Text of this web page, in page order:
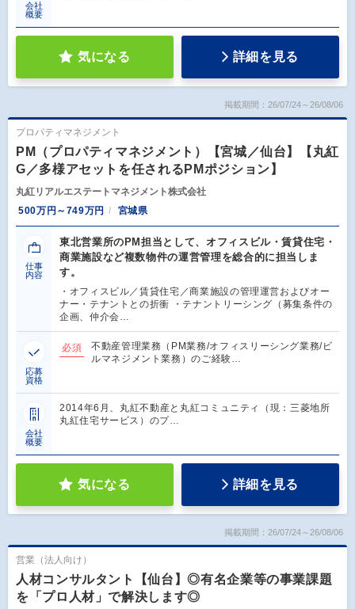
会社
概要
気になる 詳細を見る
掲載期間：26/07/24～26/08/06
プロパティマネジメント
PM（プロパティマネジメント）【宮城／仙台】【丸紅
G／多様アセットを任されるPMポジション】
丸紅リアルエステートマネジメント株式会社
500万円～749万円
宮城県
仕事
内容
東北営業所のPM担当として、オフィスビル・賃貸住宅・
商業施設など複数物件の運営管理を総合的に担当しま
す。
・オフィスビル／賃貸住宅／商業施設の管理運営およびオー
ナー・テナントとの折衝 ・テナントリーシング（募集条件の
企画、仲介会…
応募
資格
必須
不動産管理業務（PM業務/オフィスリーシング業務/ビ
ルマネジメント業務）のご経験…
会社
概要
2014年6月、丸紅不動産と丸紅コミュニティ（現：三菱地所
丸紅住宅サービス）のプ…
気になる 詳細を見る
掲載期間：26/07/24～26/08/06
営業（法人向け）
人材コンサルタント【仙台】◎有名企業等の事業課題
を「プロ人材」で解決します◎